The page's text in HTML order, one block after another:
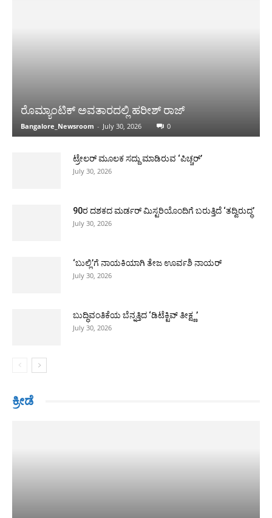
ರೊಮ್ಯಾಂಟಿಕ್ ಅವತಾರದಲ್ಲಿ ಹರೀಶ್ ರಾಜ್
Bangalore_Newsroom - July 30, 2026 0
ಟ್ರೇಲರ್ ಮೂಲಕ ಸದ್ದು ಮಾಡಿರುವ ‘ಪಿಚ್ಚರ್’
July 30, 2026
90ರ ದಶಕದ ಮರ್ಡರ್ ಮಿಸ್ಟರಿಯೊಂದಿಗೆ ಬರುತ್ತಿದೆ ‘ತದ್ವಿರುದ್ಧ’
July 30, 2026
‘ಬುಲ್ಲಿ’ಗೆ ನಾಯಕಿಯಾಗಿ ತೇಜ ಊರ್ವಶಿ ನಾಯರ್
July 30, 2026
ಬುದ್ಧಿವಂತಿಕೆಯ ಬೆನ್ನತ್ತಿದ ‘ಡಿಟೆಕ್ಟಿವ್ ತೀಕ್ಷ್ಣ’
July 30, 2026
ಕ್ರೀಡೆ